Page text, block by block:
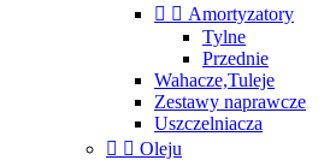
  Amortyzatory
Tylne
Przednie
Wahacze,Tuleje
Zestawy naprawcze
Uszczelniacza
  Oleju